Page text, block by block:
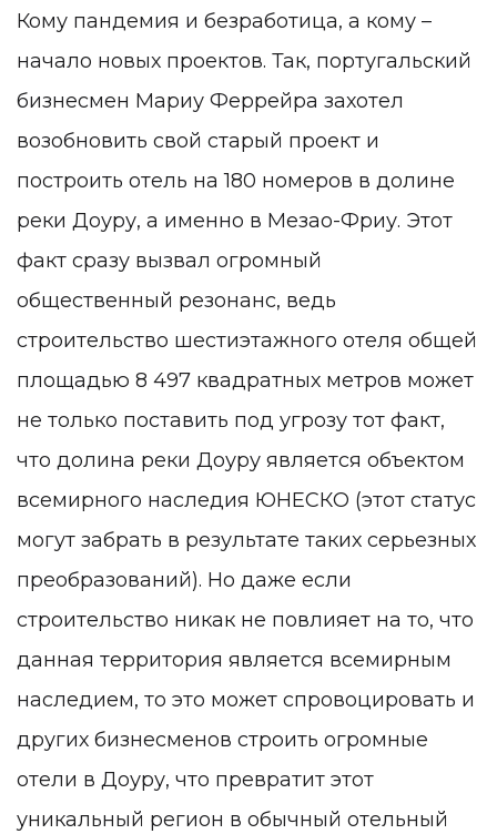
Кому пандемия и безработица, а кому –
начало новых проектов. Так, португальский
бизнесмен Мариу Феррейра захотел
возобновить свой старый проект и
построить отель на 180 номеров в долине
реки Доуру, а именно в Мезао-Фриу. Этот
факт сразу вызвал огромный
общественный резонанс, ведь
строительство шестиэтажного отеля общей
площадью 8 497 квадратных метров может
не только поставить под угрозу тот факт,
что долина реки Доуру является объектом
всемирного наследия ЮНЕСКО (этот статус
могут забрать в результате таких серьезных
преобразований). Но даже если
строительство никак не повлияет на то, что
данная территория является всемирным
наследием, то это может спровоцировать и
других бизнесменов строить огромные
отели в Доуру, что превратит этот
уникальный регион в обычный отельный